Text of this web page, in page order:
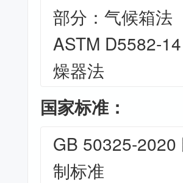
部分：气候箱法
ASTM D5582-
燥器法
国家标准：
GB 50325-2020
制标准